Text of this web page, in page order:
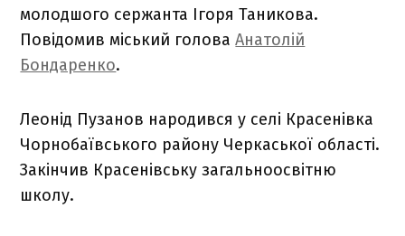
молодшого сержанта Ігоря Таникова.
Повідомив міський головаАнатолій
Бондаренко.
Леонід Пузанов народився у селі Красенівка
Чорнобаївського району Черкаської області.
Закінчив Красенівську загальноосвітню
школу.